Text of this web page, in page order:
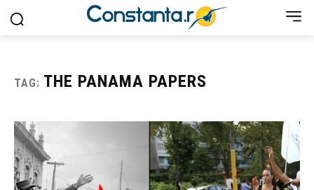
TAG: THE PANAMA PAPERS